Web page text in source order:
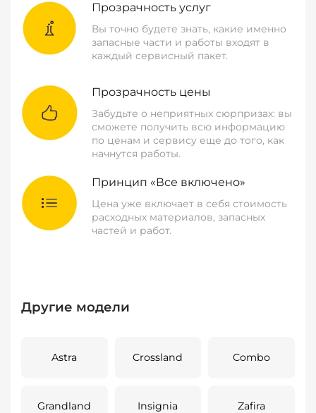
Прозрачность услуг
Вы точно будете знать, какие именно
запасные части и работы входят в
каждый сервисный пакет.
Прозрачность цены
Забудьте о неприятных сюрпризах: вы
сможете получить всю информацию
по ценам и сервису еще до того, как
начнутся работы.
Принцип «Все включено»
Цена уже включает в себя стоимость
расходных материалов, запасных
частей и работ.
Другие модели
Astra Crossland Combo
Grandland Insignia Zafira